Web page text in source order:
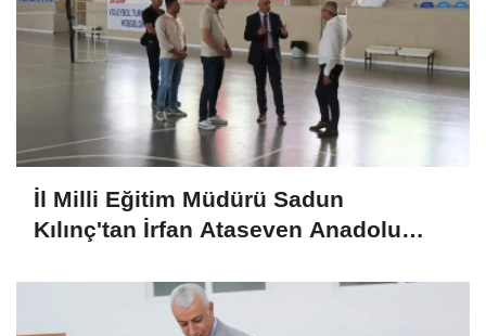
İl Milli Eğitim Müdürü Sadun
Kılınç'tan İrfan Ataseven Anadolu